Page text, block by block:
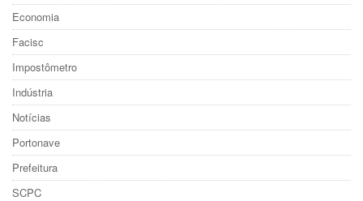
Economia
Facisc
Impostômetro
Indústria
Notícias
Portonave
Prefeitura
SCPC